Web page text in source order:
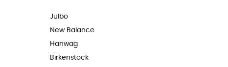
Julbo
New Balance
Hanwag
Birkenstock